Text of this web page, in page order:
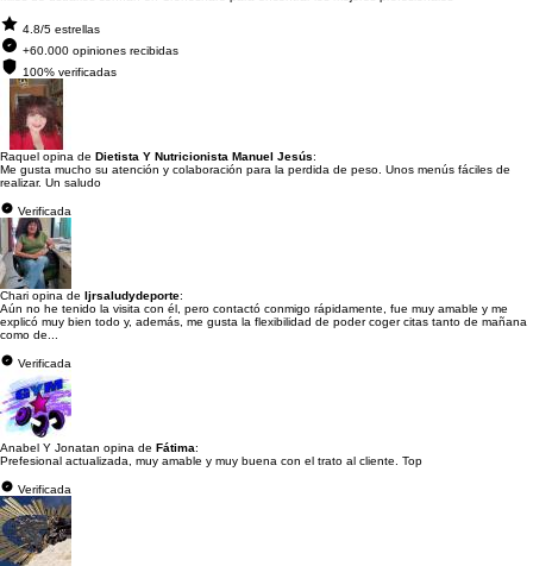
4.8/5 estrellas
+60.000 opiniones recibidas
100% verificadas
Raquel opina de Dietista Y Nutricionista Manuel Jesús:
Me gusta mucho su atención y colaboración para la perdida de peso. Unos menús fáciles de
realizar. Un saludo
Verificada
Chari opina de Ijrsaludydeporte:
Aún no he tenido la visita con él, pero contactó conmigo rápidamente, fue muy amable y me
explicó muy bien todo y, además, me gusta la flexibilidad de poder coger citas tanto de mañana
como de...
Verificada
Anabel Y Jonatan opina de Fátima:
Prefesional actualizada, muy amable y muy buena con el trato al cliente. Top
Verificada